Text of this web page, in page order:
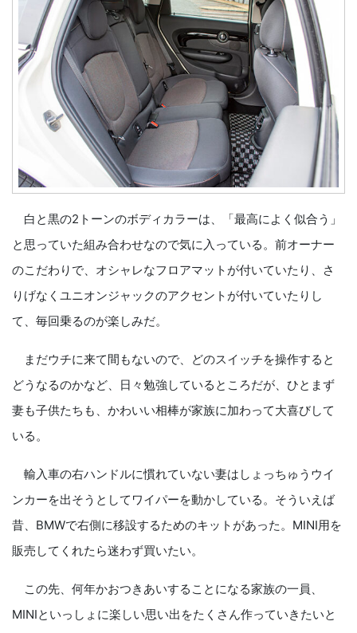
白と黒の2トーンのボディカラーは、「最高によく似合う」
と思っていた組み合わせなので気に入っている。前オーナー
のこだわりで、オシャレなフロアマットが付いていたり、さ
りげなくユニオンジャックのアクセントが付いていたりし
て、毎回乗るのが楽しみだ。
まだウチに来て間もないので、どのスイッチを操作すると
どうなるのかなど、日々勉強しているところだが、ひとまず
妻も子供たちも、かわいい相棒が家族に加わって大喜びして
いる。
輸入車の右ハンドルに慣れていない妻はしょっちゅうウイ
ンカーを出そうとしてワイパーを動かしている。そういえば
昔、BMWで右側に移設するためのキットがあった。MINI用を
販売してくれたら迷わず買いたい。
この先、何年かおつきあいすることになる家族の一員、
MINIといっしょに楽しい思い出をたくさん作っていきたいと